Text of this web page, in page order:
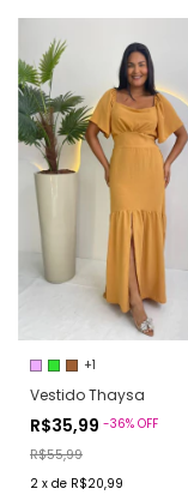
+1
Vestido Thaysa
R$35,99 -36% OFF
R$55,99
2 x de R$20,99